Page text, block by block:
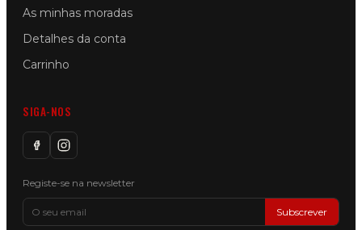
As minhas moradas
Detalhes da conta
Carrinho
SIGA-NOS
Registe-se na newsletter
Subscrever